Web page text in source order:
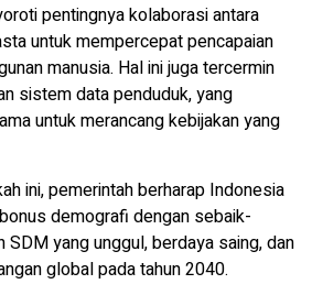
pentingnya kolaborasi antara
untuk mempercepat pencapaian
manusia. Hal ini juga tercermin
sistem data penduduk, yang
untuk merancang kebijakan yang
ini, pemerintah berharap Indonesia
demografi dengan sebaik-
SDM yang unggul, berdaya saing, dan
global pada tahun 2040.